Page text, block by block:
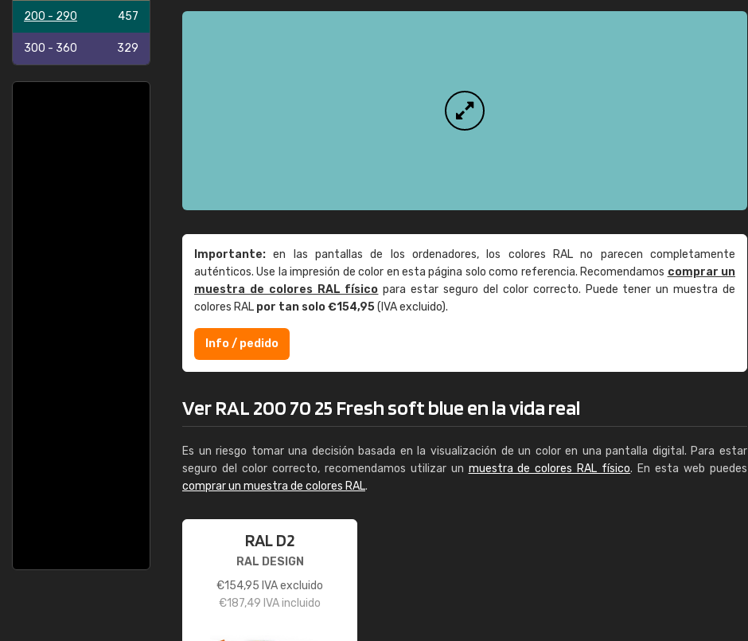
200 - 290 457
300 - 360 329
Importante: en las pantallas de los ordenadores, los colores RAL no parecen completamente
auténticos. Use la impresión de color en esta página solo como referencia. Recomendamos comprar un
muestra de colores RAL físico para estar seguro del color correcto. Puede tener un muestra de
colores RAL por tan solo €154,95(IVA excluido).
Info / pedido
Ver RAL 200 70 25 Fresh soft blue en la vida real
Es un riesgo tomar una decisión basada en la visualización de un color en una pantalla digital. Para estar
seguro del color correcto, recomendamos utilizar un muestra de colores RAL físico. En esta web puedes
comprar un muestra de colores RAL.
RAL D2
RAL DESIGN
€154,95 IVA excluido
€187,49 IVA incluido
Enrique